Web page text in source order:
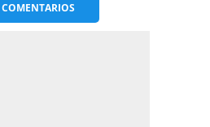
COMENTARIOS